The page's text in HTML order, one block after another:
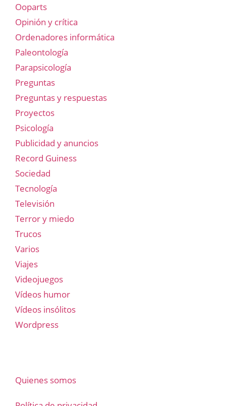
Ooparts
Opinión y crítica
Ordenadores informática
Paleontología
Parapsicología
Preguntas
Preguntas y respuestas
Proyectos
Psicología
Publicidad y anuncios
Record Guiness
Sociedad
Tecnología
Televisión
Terror y miedo
Trucos
Varios
Viajes
Videojuegos
Vídeos humor
Vídeos insólitos
Wordpress
Quienes somos